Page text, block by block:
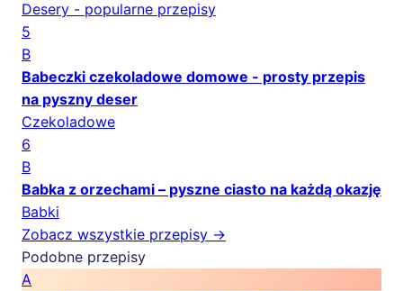
Desery - popularne przepisy
5
B
Babeczki czekoladowe domowe - prosty przepis
na pyszny deser
Czekoladowe
6
B
Babka z orzechami – pyszne ciasto na każdą okazję
Babki
Zobacz wszystkie przepisy →
Podobne przepisy
A